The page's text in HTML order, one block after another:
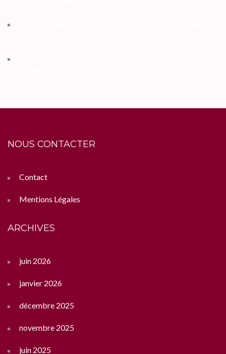
NOUS CONTACTER
Contact
Mentions Légales
ARCHIVES
juin 2026
janvier 2026
décembre 2025
novembre 2025
juin 2025